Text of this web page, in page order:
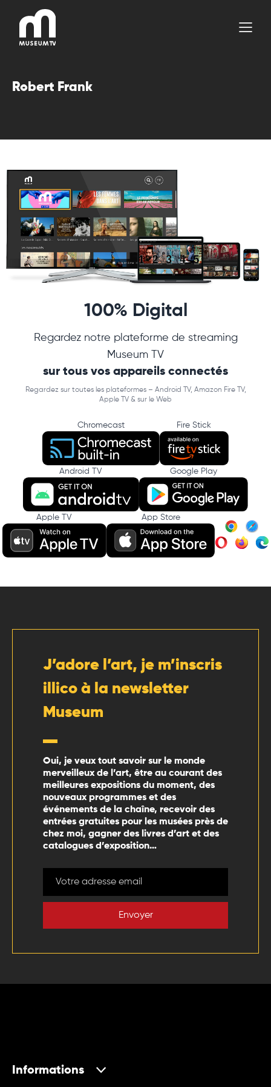
contenu
Robert Frank
100% Digital
Regardez notre plateforme de streaming
Museum TV
sur tous vos appareils connectés
Regardez sur toutes les plateformes – Android TV, Amazon Fire TV,
Apple TV & sur le Web
Chromecast Fire Stick
Android TV Google Play
Apple TV App Store
J’adore l’art, je m’inscris
illico à la newsletter
Museum
Oui, je veux tout savoir sur le monde
merveilleux de l’art, être au courant des
meilleures expositions du moment, des
nouveaux programmes et des
événements de la chaîne, recevoir des
entrées gratuites pour les musées près de
chez moi, gagner des livres d’art et des
catalogues d’exposition…
Envoyer
Informations